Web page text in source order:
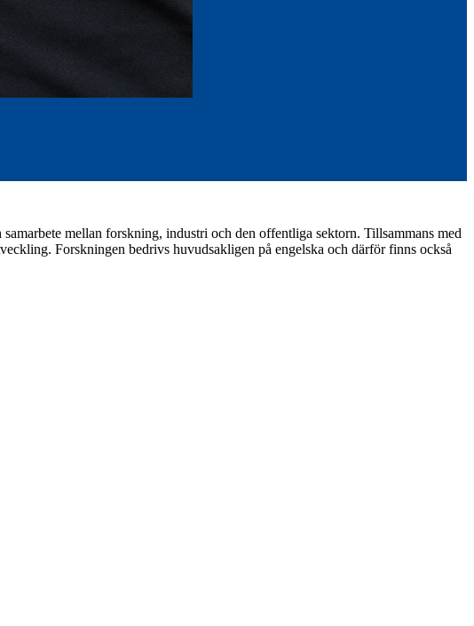
mellan forskning, industri och den offentliga sektorn. Tillsammans med
Forskningen bedrivs huvudsakligen på engelska och därför finns också